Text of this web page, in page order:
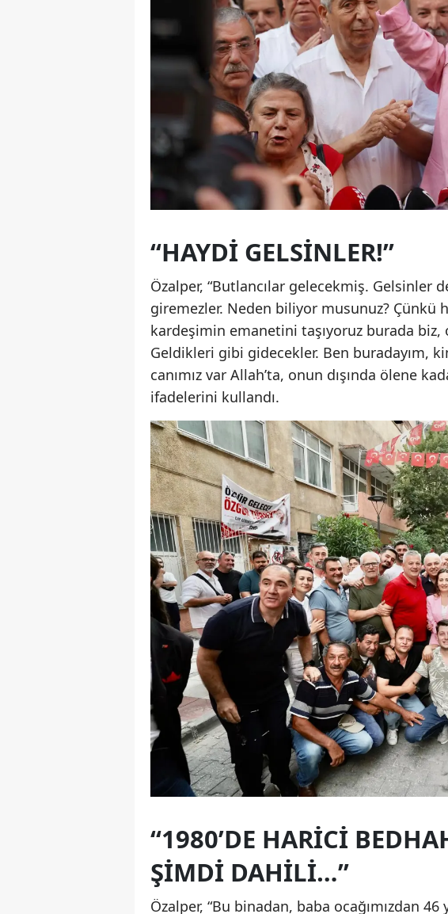
“HAYDİ GELSİNLER!”
Özalper, “Butlancılar gelecekmiş. Gelsinler
giremezler. Neden biliyor musunuz? Çünkü
kardeşimin emanetini taşıyoruz burada
Geldikleri gibi gidecekler. Ben buradayım,
canımız var Allah’ta, onun dışında ölene
ifadelerini kullandı.
“1980’DE HARİCİ
ŞİMDİ DAHİLİ…”
Özalper, “Bu binadan, baba ocağımızdan